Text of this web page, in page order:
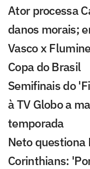
Ator processa
danos morais;
Vasco x
Copa do Brasil
Semifinais do
à TV Globo a
temporada
Neto questiona
Corinthians: